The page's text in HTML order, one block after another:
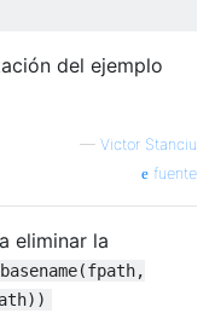
del ejemplo
— Victor Stanciu
fuente
eliminar la